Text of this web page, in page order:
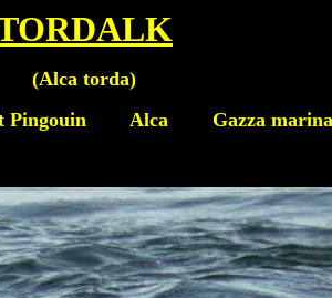
(Alca torda)
Alca Gazza marina